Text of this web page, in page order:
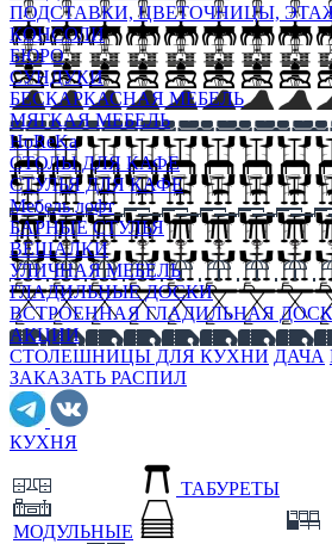
ПОДСТАВКИ, ЦВЕТОЧНИЦЫ,
КОНСОЛИ
БЮРО
СУНДУКИ
БЕСКАРКАСНАЯ МЕБЕЛЬ
МЯГКАЯ МЕБЕЛЬ
HoReKa
СТОЛЫ ДЛЯ КАФЕ
СТУЛЬЯ ДЛЯ КАФЕ
Мебель лофт
БАРНЫЕ СТУЛЬЯ
ВЕШАЛКИ
УЛИЧНАЯ МЕБЕЛЬ
ГЛАДИЛЬНЫЕ ДОСКИ
ВСТРОЕННАЯ ГЛАДИЛЬНАЯ
АКЦИИ
СТОЛЕШНИЦЫ ДЛЯ КУХНИ ДАЧА
ЗАКАЗАТЬ РАСПИЛ
КУХНЯ
МОДУЛЬНЫЕ
ТАБУРЕТЫ